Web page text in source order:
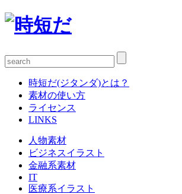
時短だ(ジタンダ)とは？
素材の使い方
ライセンス
LINKS
人物素材
ビジネスイラスト
金融系素材
IT
医療系イラスト